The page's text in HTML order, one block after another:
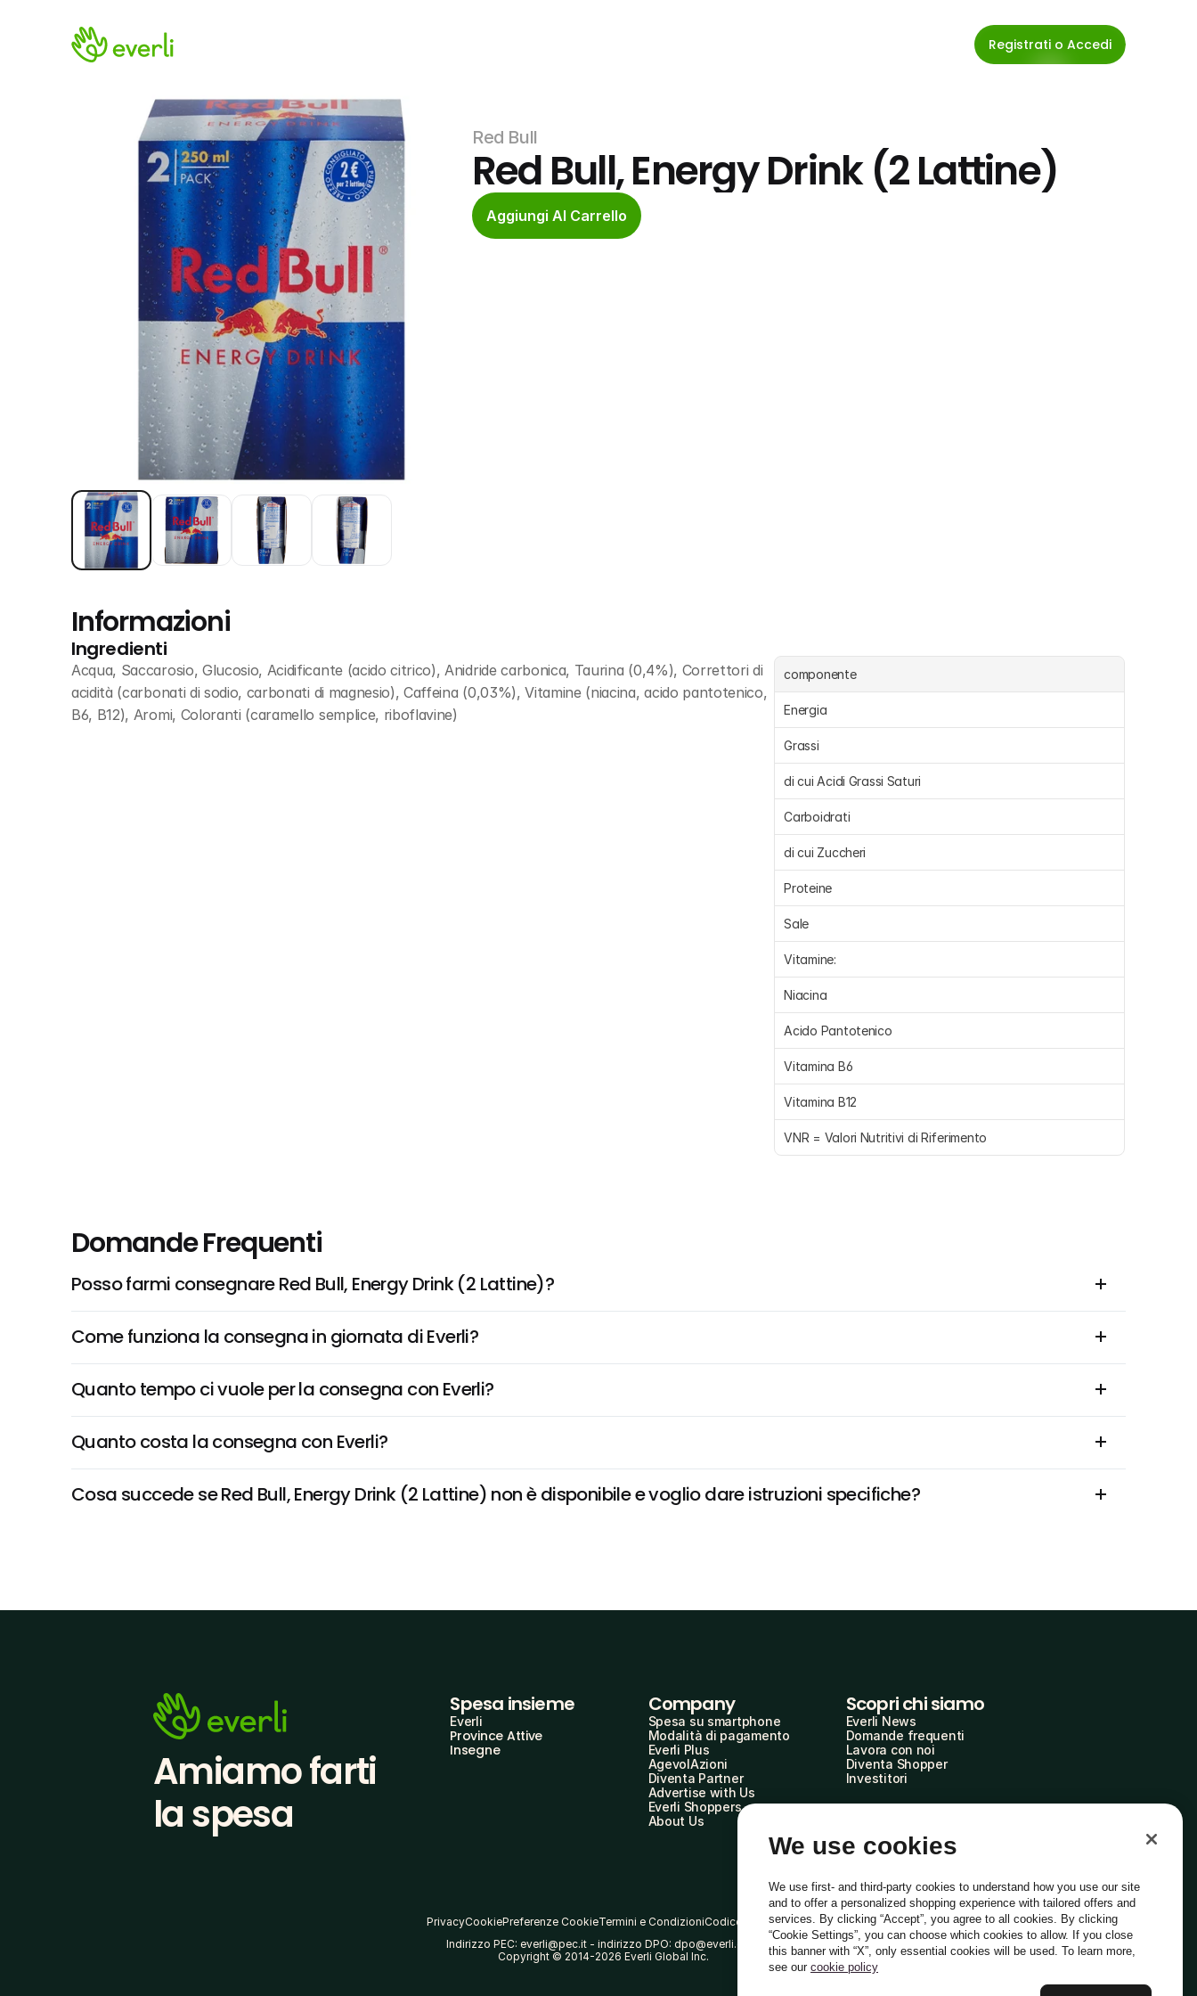
Registrati o Accedi
Red Bull
Red Bull, Energy Drink (2 Lattine)
Aggiungi Al Carrello
Informazioni
Ingredienti
Acqua, Saccarosio, Glucosio, Acidificante (acido citrico), Anidride carbonica, Taurina (0,4%), Correttori di
acidità (carbonati di sodio, carbonati di magnesio), Caffeina (0,03%), Vitamine (niacina, acido pantotenico,
B6, B12), Aromi, Coloranti (caramello semplice, riboflavine)
componente
Energia
Grassi
di cui Acidi Grassi Saturi
Carboidrati
di cui Zuccheri
Proteine
Sale
Vitamine:
Niacina
Acido Pantotenico
Vitamina B6
Vitamina B12
VNR = Valori Nutritivi di Riferimento
Domande Frequenti
Posso farmi consegnare Red Bull, Energy Drink (2 Lattine)?
Come funziona la consegna in giornata di Everli?
Quanto tempo ci vuole per la consegna con Everli?
Quanto costa la consegna con Everli?
Cosa succede se Red Bull, Energy Drink (2 Lattine) non è disponibile e voglio dare istruzioni specifiche?
Amiamo farti
la spesa
Spesa insieme
Everli
Province Attive
Insegne
Company
Spesa su smartphone
Modalità di pagamento
Everli Plus
AgevolAzioni
Diventa Partner
Advertise with Us
Everli Shoppers
About Us
Scopri chi siamo
Everli News
Domande frequenti
Lavora con noi
Diventa Shopper
Investitori
PrivacyCookiePreferenze CookieTermini e CondizioniCodice Etico
Indirizzo PEC: everli@pec.it - indirizzo DPO: dpo@everli.com
Copyright © 2014-2026 Everli Global Inc.
Italiano
We use cookies
We use first- and third-party cookies to understand how you use our site
and to offer a personalized shopping experience with tailored offers and
services. By clicking “Accept”, you agree to all cookies. By clicking
“Cookie Settings”, you can choose which cookies to allow. If you close
this banner with “X”, only essential cookies will be used. To learn more,
see our cookie policy